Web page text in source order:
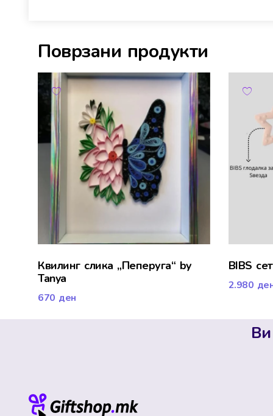
Поврзани продукти
Квилинг слика „Пеперуга“ by
Tanya
670 ден
BIBS
2.980